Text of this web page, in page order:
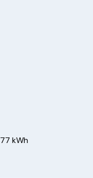
77 kWh